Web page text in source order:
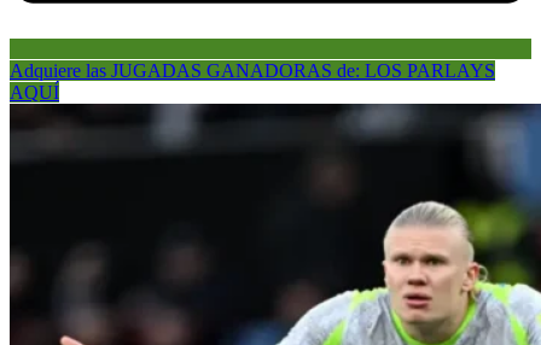
Adquiere las JUGADAS GANADORAS de: LOS PARLAYS
AQUÍ